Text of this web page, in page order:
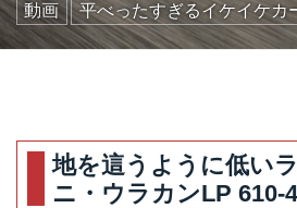
動画
平べったすぎるイケイケカ
地を這うように低い
ニ・ウラカンLP 610-